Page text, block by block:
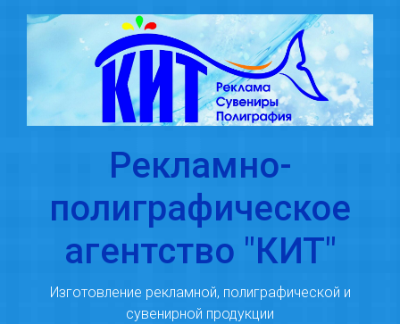
Skip to main content
Рекламно-
полиграфическое
агентство "КИТ"
Изготовление рекламной, полиграфической и
сувенирной продукции